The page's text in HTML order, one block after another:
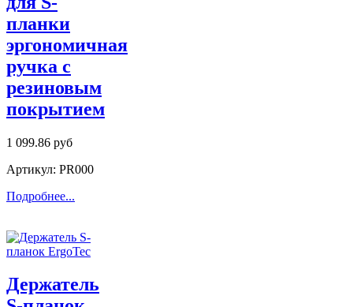
планки
эргономичная
ручка с
резиновым
покрытием
1 099.86 руб
Артикул: PR000
Подробнее...
Держатель